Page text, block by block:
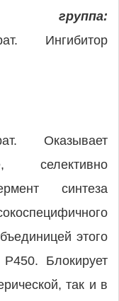
группа:
Ингибитор
Оказывает
селективно
синтеза
этого
Блокирует
так и в